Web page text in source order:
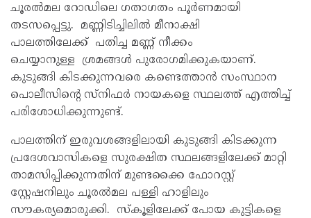
ചൂരൽമല റോഡിലെ ഗതാഗതം പൂർണമായി
തടസപ്പെട്ടു. മണ്ണിടിച്ചിലിൽ മീനാക്ഷി
പാലത്തിലേക്ക് പതിച്ച മണ്ണ് നീക്കം
ചെയ്യാനുള്ള ശ്രമങ്ങൾ പുരോഗമിക്കുകയാണ്.
കുടുങ്ങി കിടക്കുന്നവരെ കണ്ടെത്താൻ സംസ്ഥാന
പൊലീസിൻ്റെ സ്നിഫർ നായകളെ സ്ഥലത്ത് എത്തിച്ച്
പരിശോധിക്കുന്നുണ്ട്.
പാലത്തിന് ഇരുവശങ്ങളിലായി കുടുങ്ങി കിടക്കുന്ന
പ്രദേശവാസികളെ സുരക്ഷിത സ്ഥലങ്ങളിലേക്ക് മാറ്റി
താമസിപ്പിക്കുന്നതിന് മുണ്ടക്കൈ ഫോറസ്റ്റ്
സ്റ്റേഷനിലും ചൂരൽമല പള്ളി ഹാളിലും
സൗകര്യമൊരുക്കി. സ്കൂളിലേക്ക് പോയ കുട്ടികളെ